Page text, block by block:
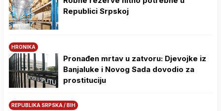
Republici Srpskoj
HRONIKA
Pronađen mrtav u zatvoru: Djevojke iz
Banjaluke i Novog Sada dovodio za
prostituciju
REPUBLIKA SRPSKA / BIH